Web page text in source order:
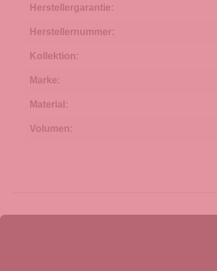
Herstellergarantie:
Herstellernummer:
Kollektion:
Marke:
Material:
Volumen: